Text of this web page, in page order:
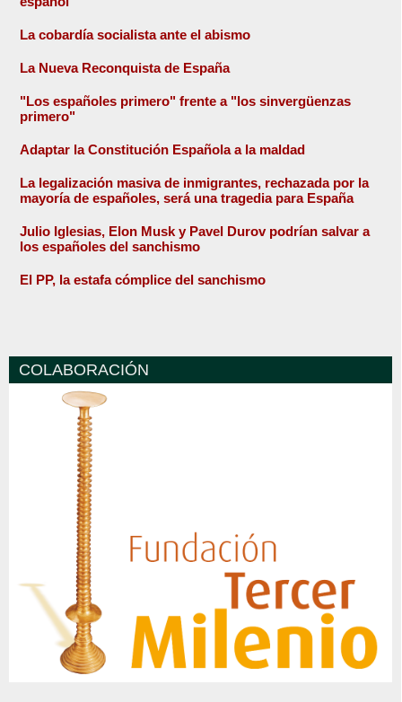
La cobardía socialista ante el abismo
La Nueva Reconquista de España
"Los españoles primero" frente a "los sinvergüenzas
primero"
Adaptar la Constitución Española a la maldad
La legalización masiva de inmigrantes, rechazada por la
mayoría de españoles, será una tragedia para España
Julio Iglesias, Elon Musk y Pavel Durov podrían salvar a
los españoles del sanchismo
El PP, la estafa cómplice del sanchismo
COLABORACIÓN